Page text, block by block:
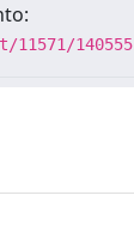
140555